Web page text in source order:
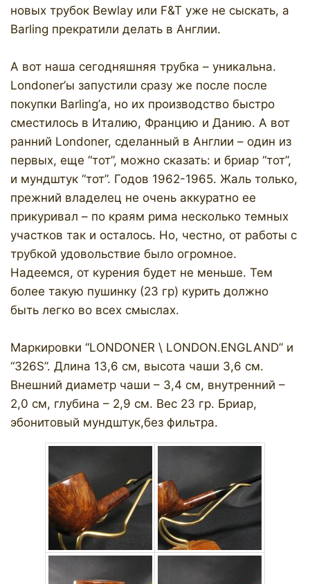
новых трубок Bewlay или F&T уже не сыскать, а
Barling прекратили делать в Англии.
А вот наша сегодняшняя трубка – уникальна.
Londoner’ы запустили сразу же после после
покупки Barling’а, но их производство быстро
сместилось в Италию, Францию и Данию. А вот
ранний Londoner, сделанный в Англии – один из
первых, еще “тот”, можно сказать: и бриар “тот”,
и мундштук “тот”. Годов 1962-1965. Жаль только,
прежний владелец не очень аккуратно ее
прикуривал – по краям рима несколько темных
участков так и осталось. Но, честно, от работы с
трубкой удовольствие было огромное.
Надеемся, от курения будет не меньше. Тем
более такую пушинку (23 гр) курить должно
быть легко во всех смыслах.
Маркировки “LONDONER \ LONDON.ENGLAND” и
“326S”. Длина 13,6 см, высота чаши 3,6 см.
Внешний диаметр чаши – 3,4 см, внутренний –
2,0 см, глубина – 2,9 см. Вес 23 гр. Бриар,
эбонитовый мундштук,без фильтра.